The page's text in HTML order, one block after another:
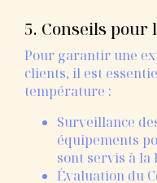
5. Conseils
Pour garantir une
clients, il est
température :
Surveillance
équipements
sont servis à
Évaluation du